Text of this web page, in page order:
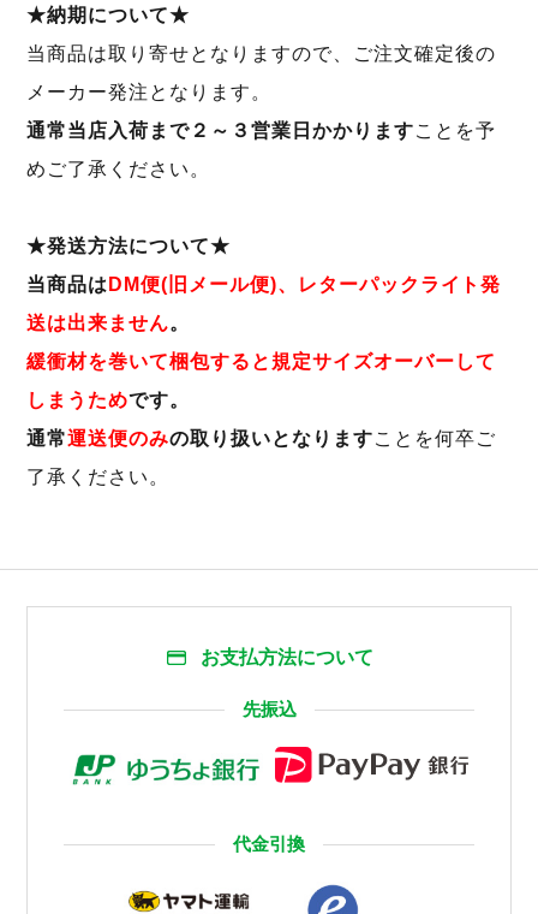
★納期について★
当商品は取り寄せとなりますので、ご注文確定後の
メーカー発注となります。
通常当店入荷まで２～３営業日かかりますことを予
めご了承ください。
★発送方法について★
当商品は DM便(旧メール便)、レターパックライト発
送は出来ません。
緩衝材を巻いて梱包すると規定サイズオーバーして
しまうためです。
通常運送便のみの取り扱いとなりますことを何卒ご
了承ください。
お支払方法について
先振込
代金引換